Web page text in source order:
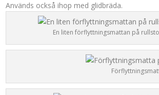
Används också ihop med glidbräda.
En liten förflyttningsmattan på